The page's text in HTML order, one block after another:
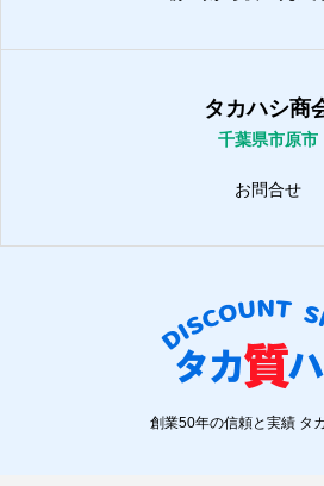
タカハシ商
千葉県市原市
お問合せ
創業50年の信頼と実績 タ